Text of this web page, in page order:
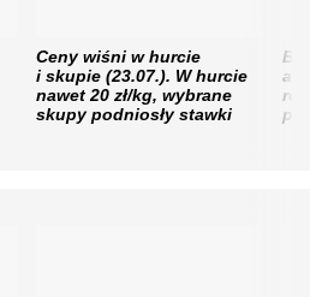
Ceny wiśni w hurcie
i skupie (23.07.). W hurcie
nawet 20 zł/kg, wybrane
skupy podniosły stawki